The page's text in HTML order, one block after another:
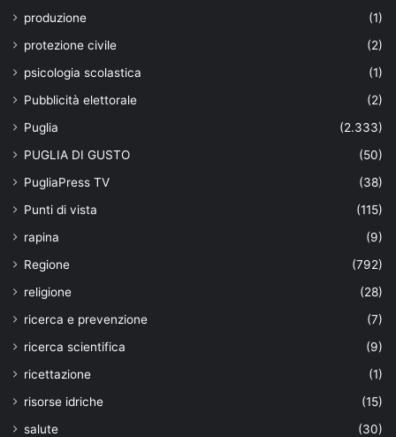
produzione
(1)
protezione civile
(2)
psicologia scolastica
(1)
Pubblicità elettorale
(2)
Puglia
(2.333)
PUGLIA DI GUSTO
(50)
PugliaPress TV
(38)
Punti di vista
(115)
rapina
(9)
Regione
(792)
religione
(28)
ricerca e prevenzione
(7)
ricerca scientifica
(9)
ricettazione
(1)
risorse idriche
(15)
salute
(30)